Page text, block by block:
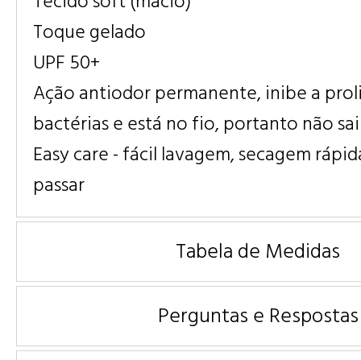
Toque gelado
UPF 50+
Ação antiodor permanente, inibe a
bactérias e está no fio, portanto não
Easy care - fácil lavagem, secagem
passar
Tabela de Medidas
Perguntas e Respostas